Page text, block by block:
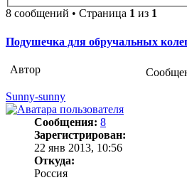
8 сообщений • Страница 1 из 1
Подушечка для обручальных
Автор
Sunny-sunny
Сообщения: 8
Зарегистрирован:
22 янв 2013, 10:56
Откуда:
Россия